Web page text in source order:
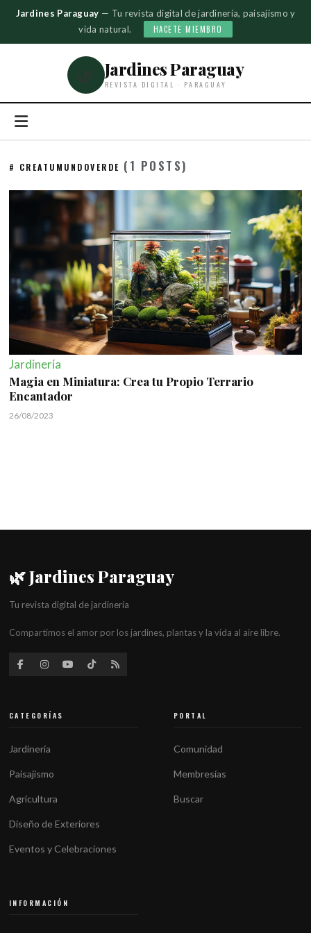
Jardines Paraguay — Tu revista digital de jardinería, paisajismo y
vida natural.
HACETE MIEMBRO
🌿 Jardines Paraguay
REVISTA DIGITAL · PARAGUAY
# CREATUMUNDOVERDE (1 POSTS)
Jardinería
Magia en Miniatura: Crea tu Propio Terrario
Encantador
26/08/2023
🌿 Jardines Paraguay
Tu revista digital de jardinería
Compartimos el amor por los jardines, plantas y la vida al aire libre.
CATEGORÍAS
Jardinería
Paisajismo
Agricultura
Diseño de Exteriores
Eventos y Celebraciones
PORTAL
Comunidad
Membresías
Buscar
INFORMACIÓN